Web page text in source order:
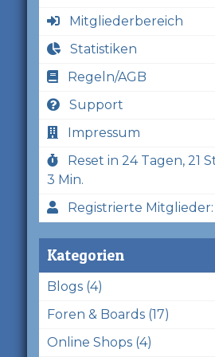
Mitgliederbereich
Statistiken
Regeln/AGB
Support
Impressum
Reset in 24 Tagen, 21
3 Min.
Registrierte Mitglieder:
Kategorien
Blogs (4)
Foren & Boards (17)
Online Shops (4)